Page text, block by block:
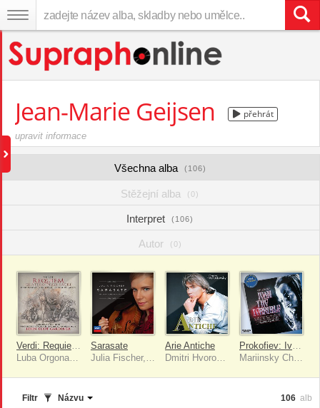
Jean-Marie Geijsen přehrát
upravit informace
Všechna alba (106)
Stěžejní alba (0)
Interpret (106)
Autor (0)
Verdi: Requiem/Quattro Pezzi Sacri
Luba Orgonasova, Anne Sofie von Otter, Alastair Miles, Luca Canonici
Sarasate
Julia Fischer, Milana Chernyavska
Arie Antiche
Dmitri Hvorostovsky, Academy of St Martin in the Fields, Sir Neville Marriner
Prokofiev: Ivan the Terrible
Mariinsky Chorus, Rotterdam Philharmonic Orchestra, Valery Gergiev
Filtr Názvu 106 alb